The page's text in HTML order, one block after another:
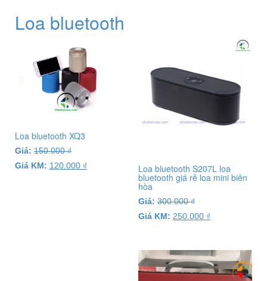
Loa bluetooth
Loa bluetooth XQ3
Giá: 150.000₫
Giá KM: 120.000 ₫ Loa bluetooth S207L loa
bluetooth giá rẻ loa mini biên
hòa
Giá: 300.000₫
Giá KM: 250.000 ₫